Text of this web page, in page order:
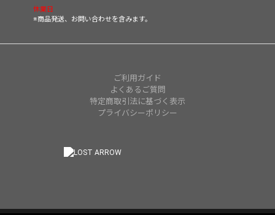
休業日
※商品発送、お問い合わせを含みます。
ご利用ガイド
よくあるご質問
特定商取引法に基づく表示
プライバシーポリシー